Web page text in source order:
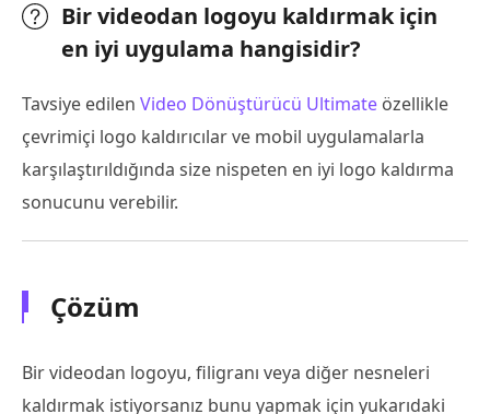
Bir videodan logoyu kaldırmak için
en iyi uygulama hangisidir?
Tavsiye edilen Video Dönüştürücü Ultimate özellikle
çevrimiçi logo kaldırıcılar ve mobil uygulamalarla
karşılaştırıldığında size nispeten en iyi logo kaldırma
sonucunu verebilir.
Çözüm
Bir videodan logoyu, filigranı veya diğer nesneleri
kaldırmak istiyorsanız bunu yapmak için yukarıdaki